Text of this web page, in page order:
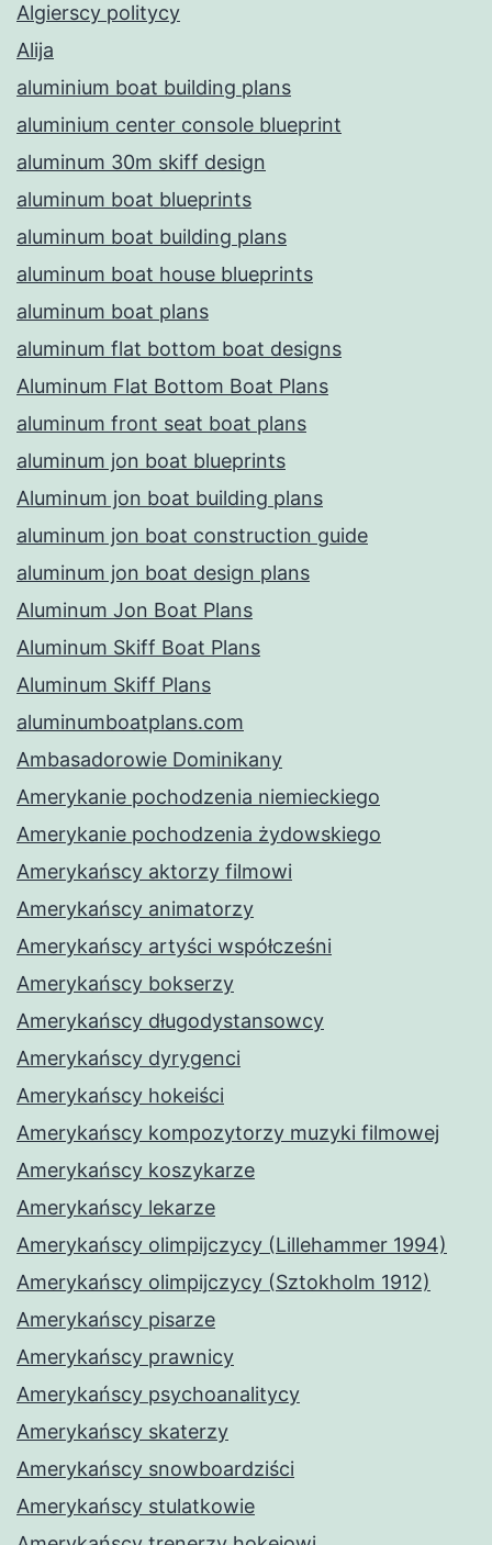
Algierscy politycy
Alija
aluminium boat building plans
aluminium center console blueprint
aluminum 30m skiff design
aluminum boat blueprints
aluminum boat building plans
aluminum boat house blueprints
aluminum boat plans
aluminum flat bottom boat designs
Aluminum Flat Bottom Boat Plans
aluminum front seat boat plans
aluminum jon boat blueprints
Aluminum jon boat building plans
aluminum jon boat construction guide
aluminum jon boat design plans
Aluminum Jon Boat Plans
Aluminum Skiff Boat Plans
Aluminum Skiff Plans
aluminumboatplans.com
Ambasadorowie Dominikany
Amerykanie pochodzenia niemieckiego
Amerykanie pochodzenia żydowskiego
Amerykańscy aktorzy filmowi
Amerykańscy animatorzy
Amerykańscy artyści współcześni
Amerykańscy bokserzy
Amerykańscy długodystansowcy
Amerykańscy dyrygenci
Amerykańscy hokeiści
Amerykańscy kompozytorzy muzyki filmowej
Amerykańscy koszykarze
Amerykańscy lekarze
Amerykańscy olimpijczycy (Lillehammer 1994)
Amerykańscy olimpijczycy (Sztokholm 1912)
Amerykańscy pisarze
Amerykańscy prawnicy
Amerykańscy psychoanalitycy
Amerykańscy skaterzy
Amerykańscy snowboardziści
Amerykańscy stulatkowie